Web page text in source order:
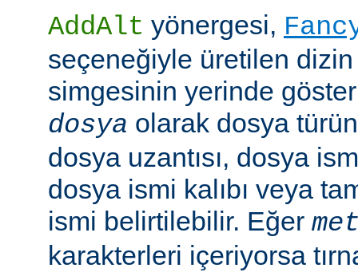
AddAlt yönergesi,
seçeneğiyle üretilen
simgesinin yerinde
dosya olarak dosya
dosya uzantısı, dosya
dosya ismi kalıbı veya
ismi belirtilebilir. Eğer
karakterleri içeriyorsa